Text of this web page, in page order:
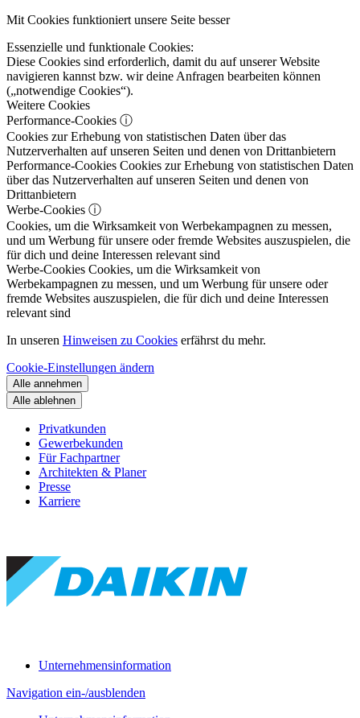
Mit Cookies funktioniert unsere Seite besser
Essenzielle und funktionale Cookies:
Diese Cookies sind erforderlich, damit du auf unserer Website
navigieren kannst bzw. wir deine Anfragen bearbeiten können
(„notwendige Cookies“).
Weitere Cookies
Performance-Cookies ⓘ
Cookies zur Erhebung von statistischen Daten über das
Nutzerverhalten auf unseren Seiten und denen von Drittanbietern
Performance-Cookies Cookies zur Erhebung von statistischen Daten
über das Nutzerverhalten auf unseren Seiten und denen von
Drittanbietern
Werbe-Cookies ⓘ
Cookies, um die Wirksamkeit von Werbekampagnen zu messen,
und um Werbung für unsere oder fremde Websites auszuspielen, die
für dich und deine Interessen relevant sind
Werbe-Cookies Cookies, um die Wirksamkeit von
Werbekampagnen zu messen, und um Werbung für unsere oder
fremde Websites auszuspielen, die für dich und deine Interessen
relevant sind
In unseren Hinweisen zu Cookies erfährst du mehr.
Cookie-Einstellungen ändern
Alle annehmen
Alle ablehnen
Privatkunden
Gewerbekunden
Für Fachpartner
Architekten & Planer
Presse
Karriere
Unternehmensinformation
Navigation ein-/ausblenden